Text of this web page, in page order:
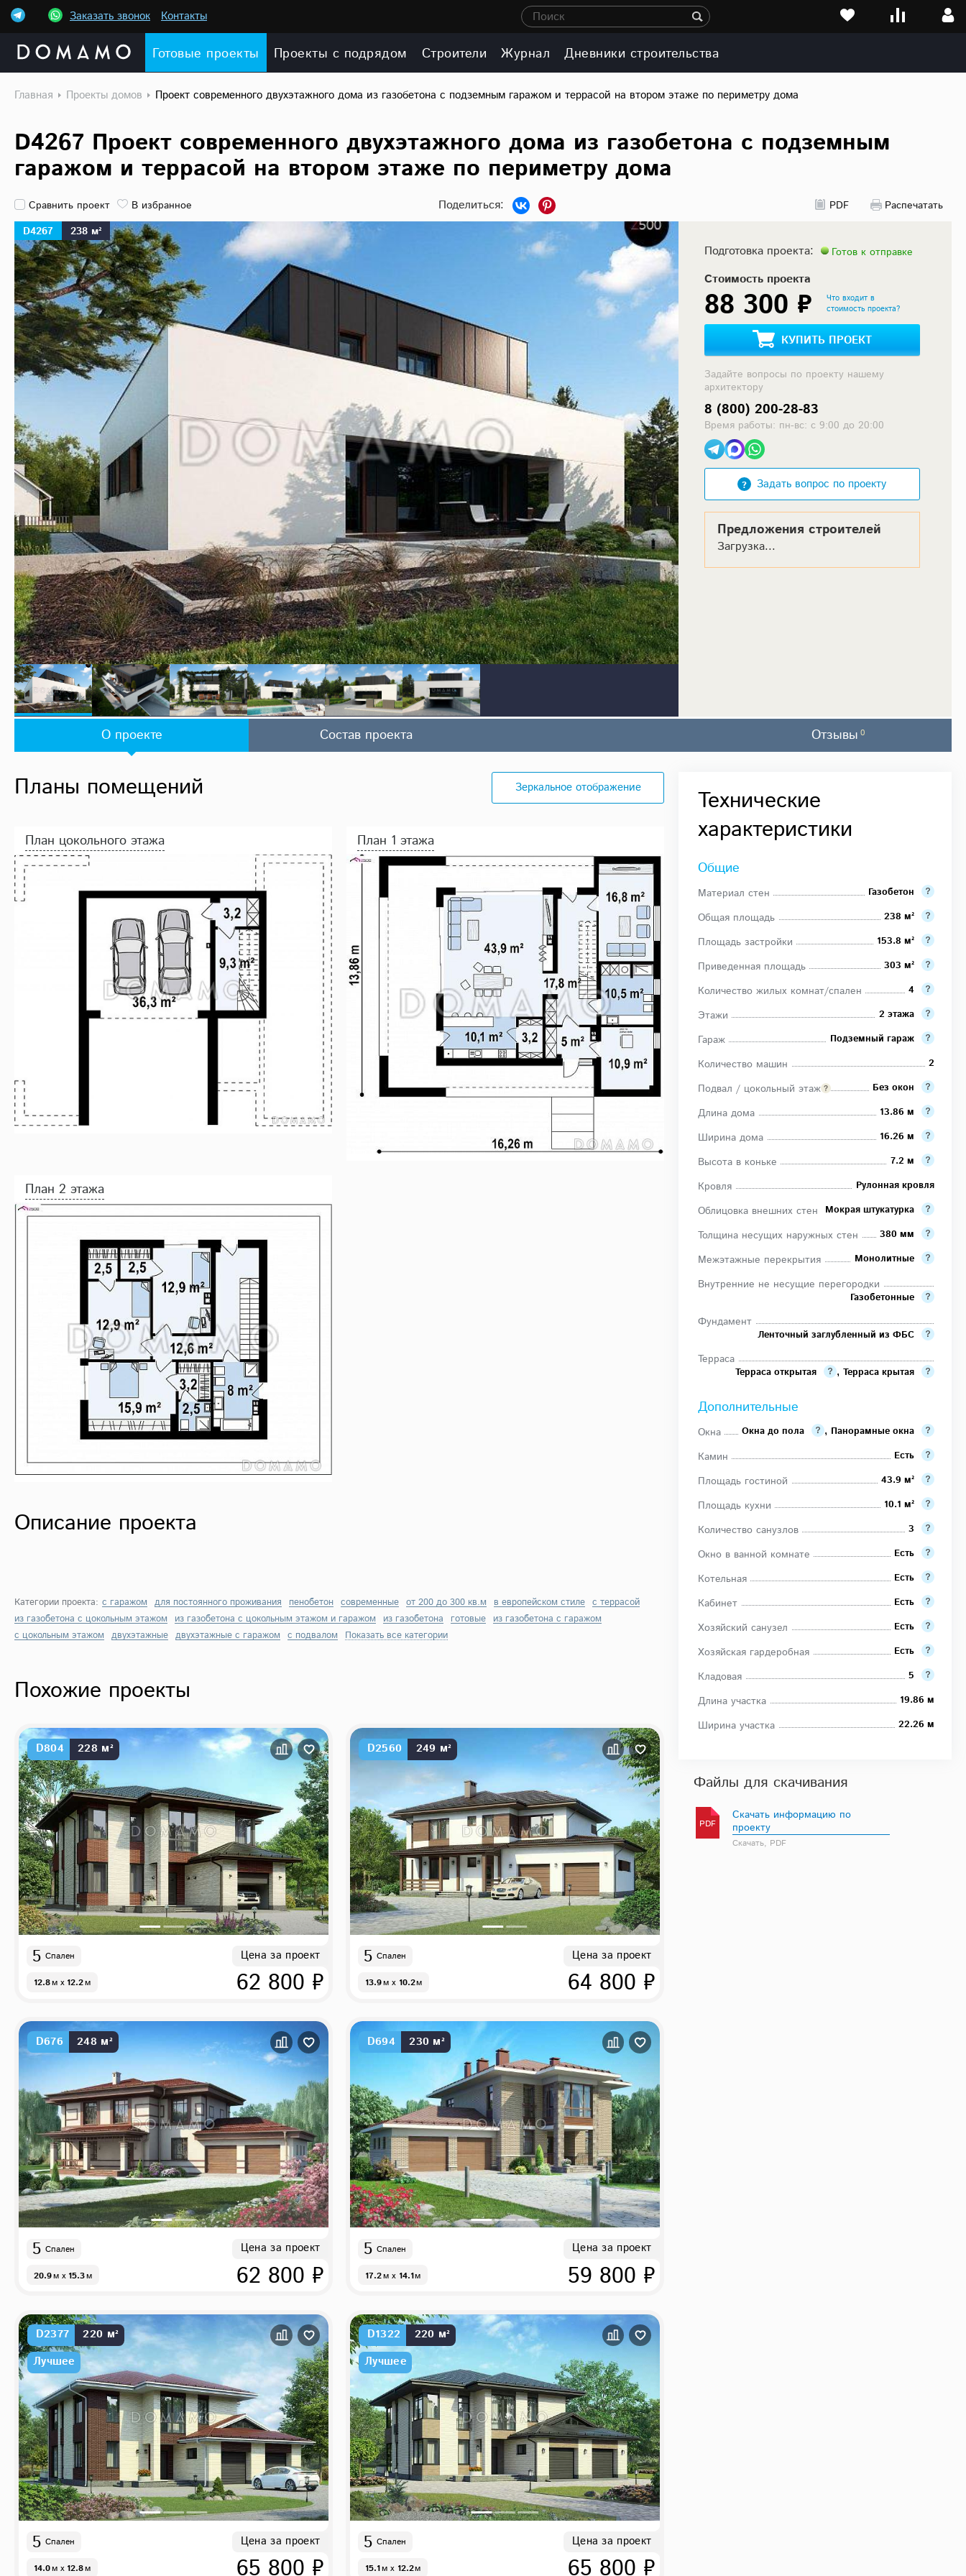
Заказать звонок Контакты Поиск
Готовые проекты Проекты с подрядом Строители Журнал Дневники строительства
Главная Проекты домов Проект современного двухэтажного дома из газобетона с подземным гаражом и террасой на втором этаже по периметру дома
D4267 Проект современного двухэтажного дома из газобетона с подземным
гаражом и террасой на втором этаже по периметру дома
Сравнить проект В избранное PDF
Распечатать
D4267
238 м²
Подготовка проекта: Готов к отправке
Стоимость проекта
88 300 ₽
Что входит в
стоимость проекта?
КУПИТЬ ПРОЕКТ
Задайте вопросы по проекту нашему
архитектору
8 (800) 200-28-83
Время работы: пн-вс: с 9:00 до 20:00
Задать вопрос по проекту
Предложения строителей
Загрузка...
О проекте Состав проекта Отзывы 0
Технические
характеристики
Общие
Материал стен Газобетон
Общая площадь 238 м²
Площадь застройки 153.8 м²
Приведенная площадь 303 м²
Количество жилых комнат/спален 4
Этажи 2 этажа
Гараж Подземный гараж
Количество машин 2
Подвал / цокольный этаж Без окон
Длина дома 13.86 м
Ширина дома 16.26 м
Высота в коньке 7.2 м
Кровля Рулонная кровля
Облицовка внешних стен Мокрая штукатурка
Толщина несущих наружных стен 380 мм
Межэтажные перекрытия Монолитные
Внутренние не несущие перегородки
Газобетонные
Фундамент
Ленточный заглубленный из ФБС
Терраса
Терраса открытая , Терраса крытая
Дополнительные
Окна Окна до пола , Панорамные окна
Камин Есть
Площадь гостиной 43.9 м²
Площадь кухни 10.1 м²
Количество санузлов 3
Окно в ванной комнате Есть
Котельная Есть
Кабинет Есть
Хозяйский санузел Есть
Хозяйская гардеробная Есть
Кладовая 5
Длина участка 19.86 м
Ширина участка 22.26 м
Файлы для скачивания
PDF
Скачать информацию по
проекту
Скачать, PDF
Планы помещений Зеркальное отображение
План цокольного этажа План 1 этажа
План 2 этажа
Описание проекта
Категории проекта: с гаражом для постоянного проживания пенобетон современные от 200 до 300 кв.м в европейском стиле с террасой
из газобетона с цокольным этажом
из газобетона с цокольным этажом и гаражом из газобетона готовые из газобетона с гаражом
с цокольным этажом двухэтажные двухэтажные с гаражом с подвалом Показать все категории
Похожие проекты
D804 228 м²
5 Спален
12.8м x 12.2м
Цена за проект
62 800 ₽
D2560 249 м²
5 Спален
13.9м x 10.2м
Цена за проект
64 800 ₽
D676 248 м²
5 Спален
20.9м x 15.3м
Цена за проект
62 800 ₽
D694 230 м²
5 Спален
17.2м x 14.1м
Цена за проект
59 800 ₽
D2377
220 м²
Лучшее
5 Спален
14.0м x 12.8м
Цена за проект
65 800 ₽
D1322
220 м²
Лучшее
5 Спален
15.1м x 12.2м
Цена за проект
65 800 ₽